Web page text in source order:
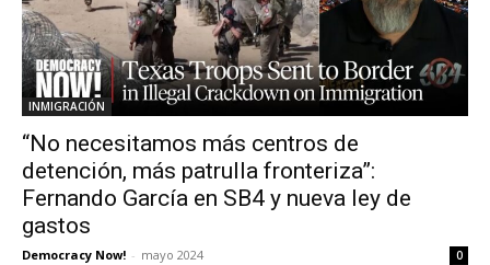
INMIGRACIÓN
“No necesitamos más centros de
detención, más patrulla fronteriza”:
Fernando García en SB4 y nueva ley de
gastos
Democracy Now! - mayo 2024 0